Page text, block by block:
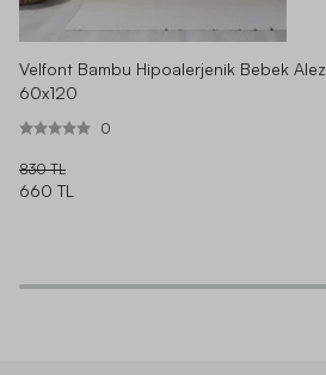
Velfont Bambu Hipoalerjenik Bebek Alez
60x120
0
830 TL
660 TL